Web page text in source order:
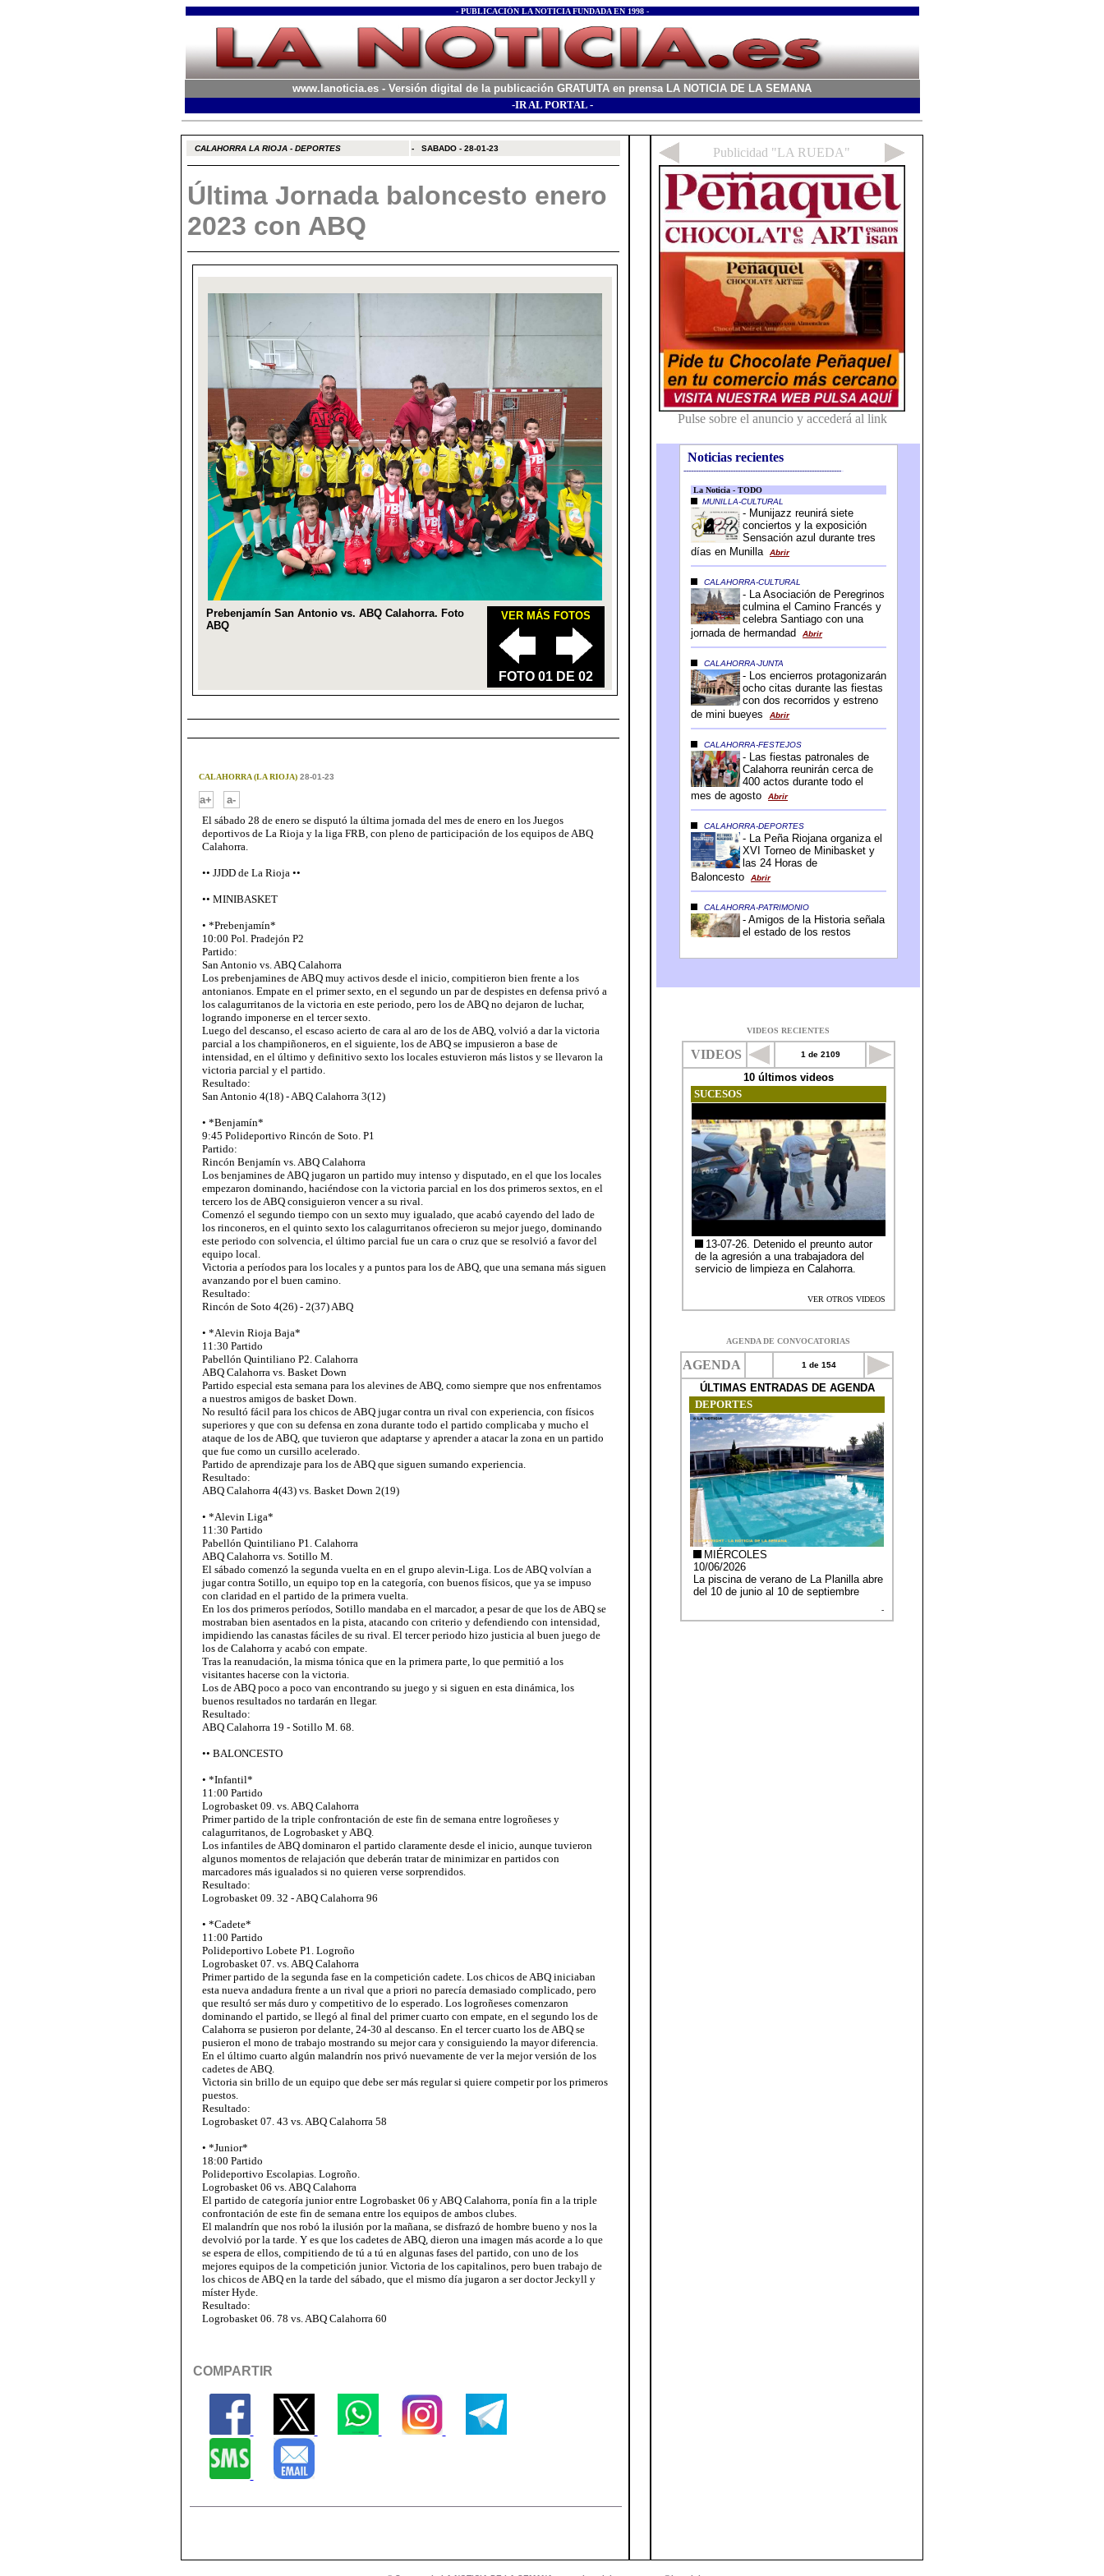
- PUBLICACIÓN LA NOTICIA FUNDADA EN 1998 -
www.lanoticia.es - Versión digital de la publicación GRATUITA en prensa LA NOTICIA DE LA SEMANA
-IR AL PORTAL -
CALAHORRA LA RIOJA - DEPORTES - SABADO - 28-01-23
Última Jornada baloncesto enero
2023 con ABQ
CALAHORRA (LA RIOJA)28-01-23
a+
a-
El sábado 28 de enero se disputó la última jornada del mes de enero en los Juegos
deportivos de La Rioja y la liga FRB, con pleno de participación de los equipos de ABQ
Calahorra.
•• JJDD de La Rioja ••
•• MINIBASKET
• *Prebenjamín*
10:00 Pol. Pradejón P2
Partido:
San Antonio vs. ABQ Calahorra
Los prebenjamines de ABQ muy activos desde el inicio, compitieron bien frente a los
antonianos. Empate en el primer sexto, en el segundo un par de despistes en defensa privó a
los calagurritanos de la victoria en este periodo, pero los de ABQ no dejaron de luchar,
logrando imponerse en el tercer sexto.
Luego del descanso, el escaso acierto de cara al aro de los de ABQ, volvió a dar la victoria
parcial a los champiñoneros, en el siguiente, los de ABQ se impusieron a base de
intensidad, en el último y definitivo sexto los locales estuvieron más listos y se llevaron la
victoria parcial y el partido.
Resultado:
San Antonio 4(18) - ABQ Calahorra 3(12)
• *Benjamín*
9:45 Polideportivo Rincón de Soto. P1
Partido:
Rincón Benjamín vs. ABQ Calahorra
Los benjamines de ABQ jugaron un partido muy intenso y disputado, en el que los locales
empezaron dominando, haciéndose con la victoria parcial en los dos primeros sextos, en el
tercero los de ABQ consiguieron vencer a su rival.
Comenzó el segundo tiempo con un sexto muy igualado, que acabó cayendo del lado de
los rinconeros, en el quinto sexto los calagurritanos ofrecieron su mejor juego, dominando
este periodo con solvencia, el último parcial fue un cara o cruz que se resolvió a favor del
equipo local.
Victoria a períodos para los locales y a puntos para los de ABQ, que una semana más siguen
avanzando por el buen camino.
Resultado:
Rincón de Soto 4(26) - 2(37) ABQ
• *Alevin Rioja Baja*
11:30 Partido
Pabellón Quintiliano P2. Calahorra
ABQ Calahorra vs. Basket Down
Partido especial esta semana para los alevines de ABQ, como siempre que nos enfrentamos
a nuestros amigos de basket Down.
No resultó fácil para los chicos de ABQ jugar contra un rival con experiencia, con físicos
superiores y que con su defensa en zona durante todo el partido complicaba y mucho el
ataque de los de ABQ, que tuvieron que adaptarse y aprender a atacar la zona en un partido
que fue como un cursillo acelerado.
Partido de aprendizaje para los de ABQ que siguen sumando experiencia.
Resultado:
ABQ Calahorra 4(43) vs. Basket Down 2(19)
• *Alevin Liga*
11:30 Partido
Pabellón Quintiliano P1. Calahorra
ABQ Calahorra vs. Sotillo M.
El sábado comenzó la segunda vuelta en en el grupo alevin-Liga. Los de ABQ volvían a
jugar contra Sotillo, un equipo top en la categoría, con buenos físicos, que ya se impuso
con claridad en el partido de la primera vuelta.
En los dos primeros períodos, Sotillo mandaba en el marcador, a pesar de que los de ABQ se
mostraban bien asentados en la pista, atacando con criterio y defendiendo con intensidad,
impidiendo las canastas fáciles de su rival. El tercer periodo hizo justicia al buen juego de
los de Calahorra y acabó con empate.
Tras la reanudación, la misma tónica que en la primera parte, lo que permitió a los
visitantes hacerse con la victoria.
Los de ABQ poco a poco van encontrando su juego y si siguen en esta dinámica, los
buenos resultados no tardarán en llegar.
Resultado:
ABQ Calahorra 19 - Sotillo M. 68.
•• BALONCESTO
• *Infantil*
11:00 Partido
Logrobasket 09. vs. ABQ Calahorra
Primer partido de la triple confrontación de este fin de semana entre logroñeses y
calagurritanos, de Logrobasket y ABQ.
Los infantiles de ABQ dominaron el partido claramente desde el inicio, aunque tuvieron
algunos momentos de relajación que deberán tratar de minimizar en partidos con
marcadores más igualados si no quieren verse sorprendidos.
Resultado:
Logrobasket 09. 32 - ABQ Calahorra 96
• *Cadete*
11:00 Partido
Polideportivo Lobete P1. Logroño
Logrobasket 07. vs. ABQ Calahorra
Primer partido de la segunda fase en la competición cadete. Los chicos de ABQ iniciaban
esta nueva andadura frente a un rival que a priori no parecía demasiado complicado, pero
que resultó ser más duro y competitivo de lo esperado. Los logroñeses comenzaron
dominando el partido, se llegó al final del primer cuarto con empate, en el segundo los de
Calahorra se pusieron por delante, 24-30 al descanso. En el tercer cuarto los de ABQ se
pusieron el mono de trabajo mostrando su mejor cara y consiguiendo la mayor diferencia.
En el último cuarto algún malandrín nos privó nuevamente de ver la mejor versión de los
cadetes de ABQ.
Victoria sin brillo de un equipo que debe ser más regular si quiere competir por los primeros
puestos.
Resultado:
Logrobasket 07. 43 vs. ABQ Calahorra 58
• *Junior*
18:00 Partido
Polideportivo Escolapias. Logroño.
Logrobasket 06 vs. ABQ Calahorra
El partido de categoría junior entre Logrobasket 06 y ABQ Calahorra, ponía fin a la triple
confrontación de este fin de semana entre los equipos de ambos clubes.
El malandrín que nos robó la ilusión por la mañana, se disfrazó de hombre bueno y nos la
devolvió por la tarde. Y es que los cadetes de ABQ, dieron una imagen más acorde a lo que
se espera de ellos, compitiendo de tú a tú en algunas fases del partido, con uno de los
mejores equipos de la competición junior. Victoria de los capitalinos, pero buen trabajo de
los chicos de ABQ en la tarde del sábado, que el mismo día jugaron a ser doctor Jeckyll y
míster Hyde.
Resultado:
Logrobasket 06. 78 vs. ABQ Calahorra 60
COMPARTIR
Noticias recientes
-----------------------------------------------------------------
VIDEOS RECIENTES
AGENDA DE CONVOCATORIAS